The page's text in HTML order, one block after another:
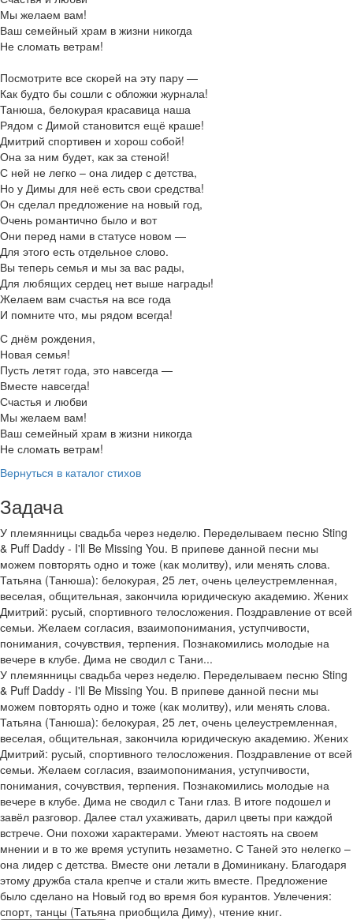
Мы желаем вам!
Ваш семейный храм в жизни никогда
Не сломать ветрам!
Посмотрите все скорей на эту пару —
Как будто бы сошли с обложки журнала!
Танюша, белокурая красавица наша
Рядом с Димой становится ещё краше!
Дмитрий спортивен и хорош собой!
Она за ним будет, как за стеной!
С ней не легко – она лидер с детства,
Но у Димы для неё есть свои средства!
Он сделал предложение на новый год,
Очень романтично было и вот
Они перед нами в статусе новом —
Для этого есть отдельное слово.
Вы теперь семья и мы за вас рады,
Для любящих сердец нет выше награды!
Желаем вам счастья на все года
И помните что, мы рядом всегда!
С днём рождения,
Новая семья!
Пусть летят года, это навсегда —
Вместе навсегда!
Счастья и любви
Мы желаем вам!
Ваш семейный храм в жизни никогда
Не сломать ветрам!
Вернуться в каталог стихов
Задача
У племянницы свадьба через неделю. Переделываем песню Sting
& Puff Daddy - I'll Be Missing You. В припеве данной песни мы
можем повторять одно и тоже (как молитву), или менять слова.
Татьяна (Танюша): белокурая, 25 лет, очень целеустремленная,
веселая, общительная, закончила юридическую академию. Жених
Дмитрий: русый, спортивного телосложения. Поздравление от всей
семьи. Желаем согласия, взаимопонимания, уступчивости,
понимания, сочувствия, терпения. Познакомились молодые на
вечере в клубе. Дима не сводил с Тани...
У племянницы свадьба через неделю. Переделываем песню Sting
& Puff Daddy - I'll Be Missing You. В припеве данной песни мы
можем повторять одно и тоже (как молитву), или менять слова.
Татьяна (Танюша): белокурая, 25 лет, очень целеустремленная,
веселая, общительная, закончила юридическую академию. Жених
Дмитрий: русый, спортивного телосложения. Поздравление от всей
семьи. Желаем согласия, взаимопонимания, уступчивости,
понимания, сочувствия, терпения. Познакомились молодые на
вечере в клубе. Дима не сводил с Тани глаз. В итоге подошел и
завёл разговор. Далее стал ухаживать, дарил цветы при каждой
встрече. Они похожи характерами. Умеют настоять на своем
мнении и в то же время уступить незаметно. С Таней это нелегко –
она лидер с детства. Вместе они летали в Доминикану. Благодаря
этому дружба стала крепче и стали жить вместе. Предложение
было сделано на Новый год во время боя курантов. Увлечения:
спорт, танцы (Татьяна приобщила Диму), чтение книг.